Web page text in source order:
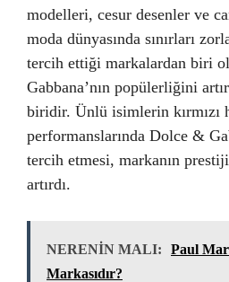
modelleri, cesur desenler ve
moda dünyasında sınırları
tercih ettiği markalardan biri
Gabbana’nın popülerliğini
biridir. Ünlü isimlerin kırmızı
performanslarında Dolce &
tercih etmesi, markanın
artırdı.
NERENİN MALI:
Paul
Markasıdır?